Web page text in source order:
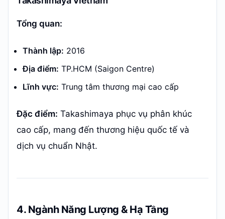
Tổng quan:
Thành lập: 2016
Địa điểm: TP.HCM (Saigon Centre)
Lĩnh vực: Trung tâm thương mại cao cấp
Đặc điểm: Takashimaya phục vụ phân khúc
cao cấp, mang đến thương hiệu quốc tế và
dịch vụ chuẩn Nhật.
4. Ngành Năng Lượng & Hạ Tầng